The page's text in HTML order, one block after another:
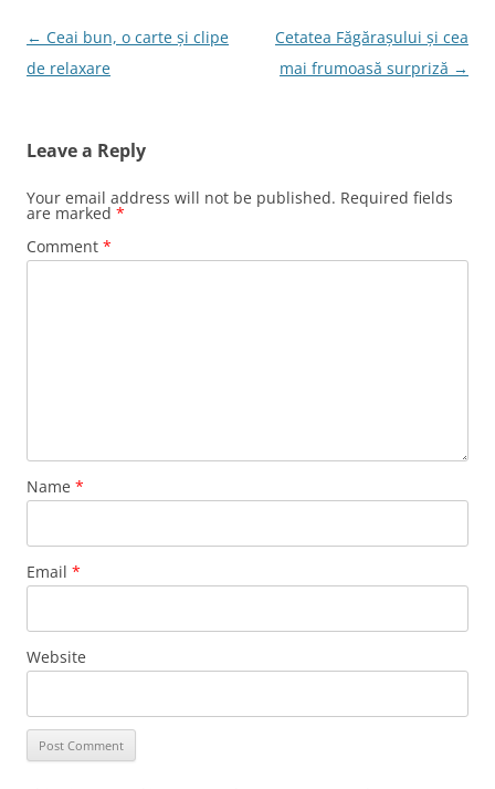
k
Post
navigation
← Ceai bun, o carte și clipe
de relaxare
Cetatea Făgărașului și cea
mai frumoasă surpriză →
Leave a Reply
Your email address will not be published. Required fields
are marked *
Comment *
Name *
Email *
Website